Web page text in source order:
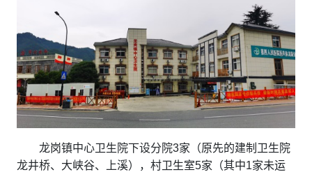
龙岗镇中心卫生院下设分院3家（原先的建制卫生院
龙井桥、大峡谷、上溪），村卫生室5家（其中1家未运